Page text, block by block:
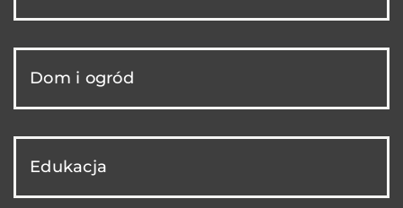
Dom i ogród
Edukacja